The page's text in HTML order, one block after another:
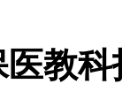
教